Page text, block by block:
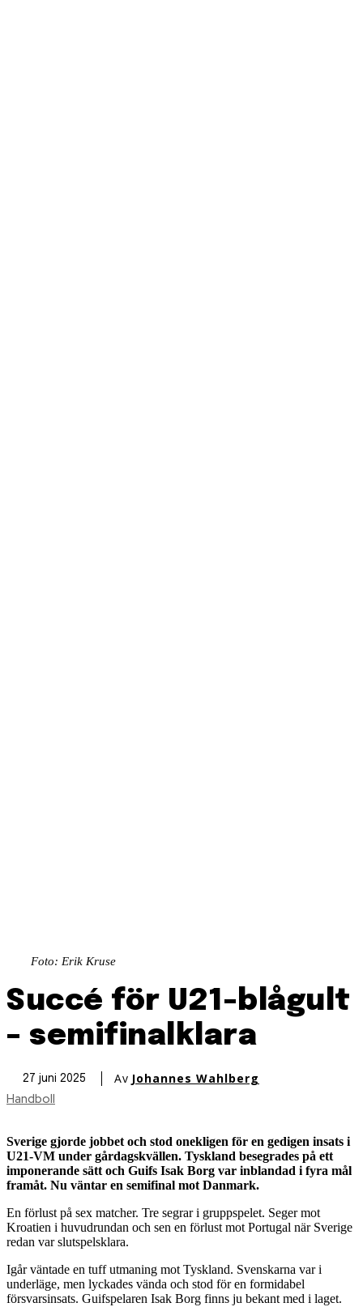
Foto: Erik Kruse
Succé för U21-blågult
– semifinalklara
27 juni 2025 Av Johannes Wahlberg
Handboll
Sverige gjorde jobbet och stod onekligen för en gedigen insats i
U21-VM under gårdagskvällen. Tyskland besegrades på ett
imponerande sätt och Guifs Isak Borg var inblandad i fyra mål
framåt. Nu väntar en semifinal mot Danmark.
En förlust på sex matcher. Tre segrar i gruppspelet. Seger mot
Kroatien i huvudrundan och sen en förlust mot Portugal när Sverige
redan var slutspelsklara.
Igår väntade en tuff utmaning mot Tyskland. Svenskarna var i
underläge, men lyckades vända och stod för en formidabel
försvarsinsats. Guifspelaren Isak Borg finns ju bekant med i laget.